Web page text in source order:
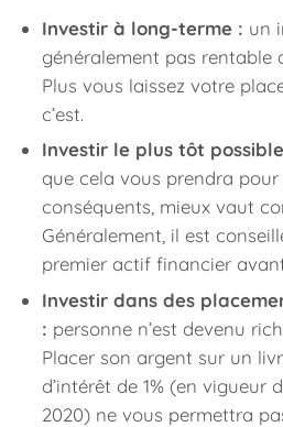
Investir à long-terme : un
généralement pas rentable
Plus vous laissez votre
c’est.
Investir le plus tôt
que cela vous prendra
conséquents, mieux vaut
Généralement, il est
premier actif financier
Investir dans des
: personne n’est devenu
Placer son argent sur un
d’intérêt de 1% (en vigueur
2020) ne vous permettra